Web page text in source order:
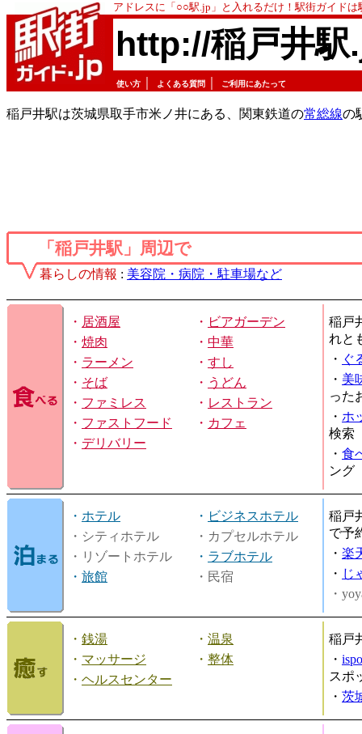
アドレスに「○○駅.jp」と入れるだけ！駅街ガイド
http://稲戸井駅
使い方 よくある質問 ご利用にあたって
稲戸井駅は茨城県取手市米ノ井にある、関東鉄道の常総線の
「稲戸井駅」周辺で
暮らしの情報 : 美容院・病院・駐車場など
・ 居酒屋 ・ ビアガーデン
・ 焼肉 ・ 中華
・ ラーメン ・ すし
・ そば ・ うどん
・ ファミレス ・ レストラン
・ ファストフード ・ カフェ
・ デリバリー
稲戸
れと
・ ぐ
・ 美
った
・ ホ
検索
・ 食
ング
・ ホテル ・ ビジネスホテル
・シティホテル
・カプセルホテル
・リゾートホテル
・ ラブホテル
・ 旅館 ・民宿
稲戸
で予
・ 楽
・ じ
・
・ 銭湯 ・ 温泉
・ マッサージ ・ 整体
・ ヘルスセンター
稲戸
・
スポ
・ 茨